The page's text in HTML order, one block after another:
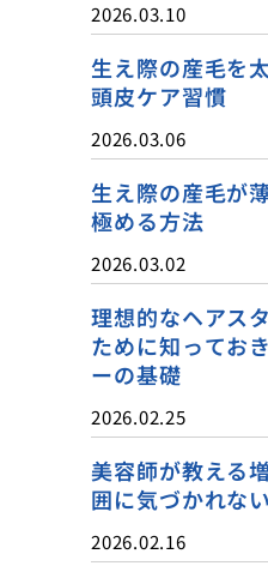
2026.03.10
生え際の産毛を
頭皮ケア習慣
2026.03.06
生え際の産毛が
極める方法
2026.03.02
理想的なヘアス
ために知ってお
ーの基礎
2026.02.25
美容師が教える
囲に気づかれな
2026.02.16